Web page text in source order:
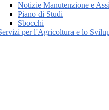
Notizie Manutenzione e
Piano di Studi
Sbocchi
per l'Agricoltura e lo